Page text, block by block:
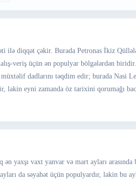
ilə diqqət çəkir. Burada Petronas İkiz
veriş üçün ən populyar bölgələrdən
dadlarını təqdim edir; burada Nasi
lakin eyni zamanda öz tarixini qorumağı
yaxşı vaxt yanvar və mart ayları
da səyahət üçün populyardır, lakin bu